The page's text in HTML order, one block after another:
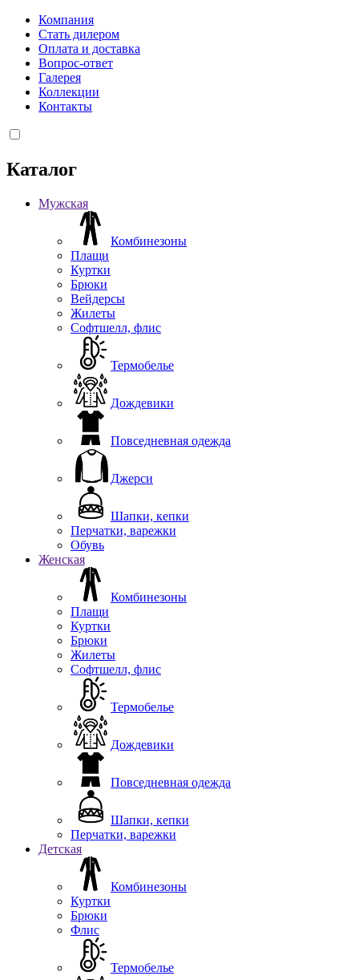
Компания
Стать дилером
Оплата и доставка
Вопрос-ответ
Галерея
Коллекции
Контакты
Каталог
Мужская
Комбинезоны
Плащи
Куртки
Брюки
Вейдерсы
Жилеты
Софтшелл, флис
Термобелье
Дождевики
Повседневная одежда
Джерси
Шапки, кепки
Перчатки, варежки
Обувь
Женская
Комбинезоны
Плащи
Куртки
Брюки
Жилеты
Софтшелл, флис
Термобелье
Дождевики
Повседневная одежда
Шапки, кепки
Перчатки, варежки
Детская
Комбинезоны
Куртки
Брюки
Флис
Термобелье